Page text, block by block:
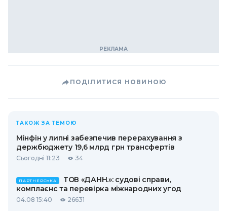
ПОДІЛИТИСЯ НОВИНОЮ
ТАКОЖ ЗА ТЕМОЮ
Мінфін у липні забезпечив перерахування з
держбюджету 19,6 млрд грн трансфертів
Сьогодні 11:23 34
ПАРТНЕРСЬКА
ТОВ «ДАНН.»: судові справи,
комплаєнс та перевірка міжнародних угод
04.08 15:40 26631